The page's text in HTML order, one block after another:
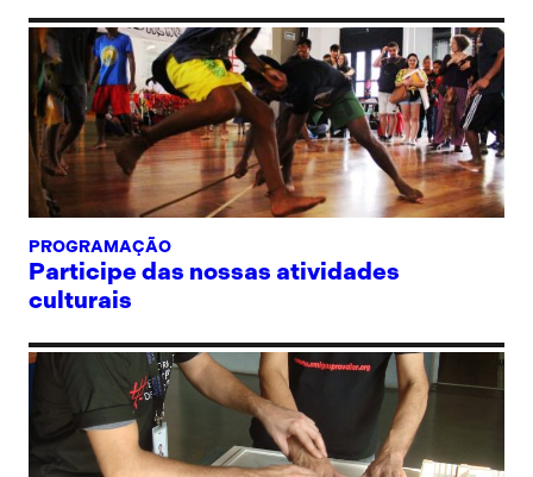
PROGRAMAÇÃO
Participe das nossas atividades
culturais